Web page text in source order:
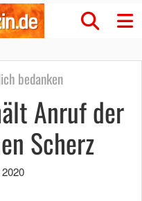
bedanken
Anruf der
Scherz